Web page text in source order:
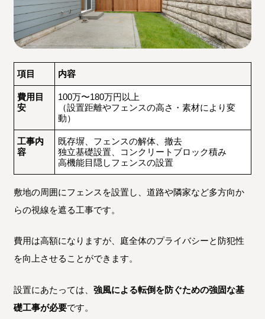
項目 内容
費用目
安
100万〜180万円以上
（設置距離やフェンスの高さ・素材により変
動）
工事内
容
既存塀、フェンスの解体、撤去
独立基礎設置、コンクリートブロック積み
高機能目隠しフェンスの設置
敷地の周囲にフェンスを設置し、道路や隣家など多方向か
らの視線を遮る工事です。
費用は高額になりますが、庭全体のプライバシーと防犯性
を向上させることができます。
設置にあたっては、 強風による転倒を防ぐための強固な基
礎工事が必要です。